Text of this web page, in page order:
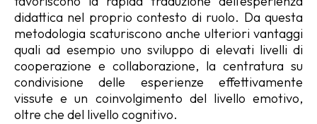
didattica nel proprio contesto di ruolo. Da questa
metodologia scaturiscono anche ulteriori vantaggi
quali ad esempio uno sviluppo di elevati livelli di
cooperazione e collaborazione, la centratura su
condivisione delle esperienze effettivamente
vissute e un coinvolgimento del livello emotivo,
oltre che del livello cognitivo.